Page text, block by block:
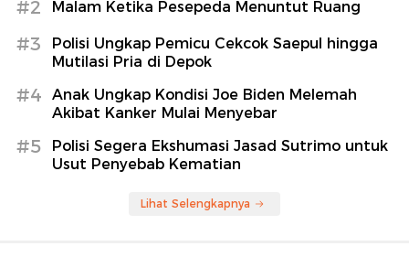
#2 Malam Ketika Pesepeda Menuntut Ruang
#3
Polisi Ungkap Pemicu Cekcok Saepul hingga
Mutilasi Pria di Depok
#4
Anak Ungkap Kondisi Joe Biden Melemah
Akibat Kanker Mulai Menyebar
#5
Polisi Segera Ekshumasi Jasad Sutrimo untuk
Usut Penyebab Kematian
Lihat Selengkapnya